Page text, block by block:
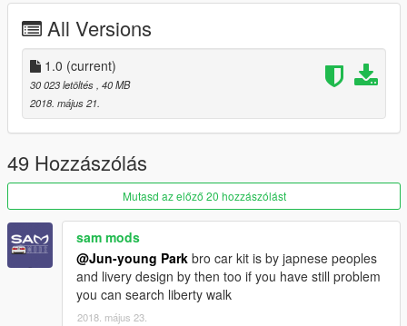
All Versions
1.0 (current)
30 023 letöltés, 40 MB
2018. május 21.
49 Hozzászólás
Mutasd az előző 20 hozzászólást
sam mods
@Jun-young Park bro car kit is by japnese peoples
and livery design by then too if you have still problem
you can search liberty walk
2018. május 23.